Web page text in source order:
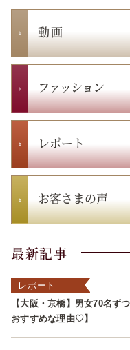
動 画
ファッション
レポート
お客さまの声
最新記事
レポート
【大阪・京橋】男女70名
おすすめな理由♡】